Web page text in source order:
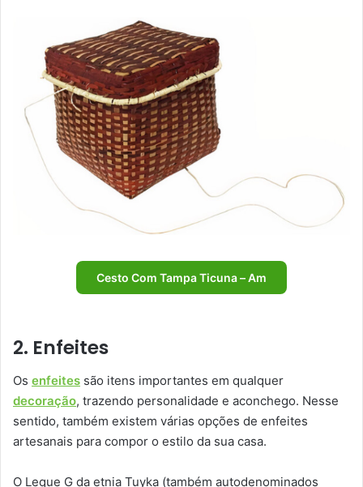
Cesto Com Tampa Ticuna – Am
2. Enfeites
Os enfeites são itens importantes em qualquer
decoração, trazendo personalidade e aconchego. Nesse
sentido, também existem várias opções de enfeites
artesanais para compor o estilo da sua casa.
O Leque G da etnia Tuyka (também autodenominados